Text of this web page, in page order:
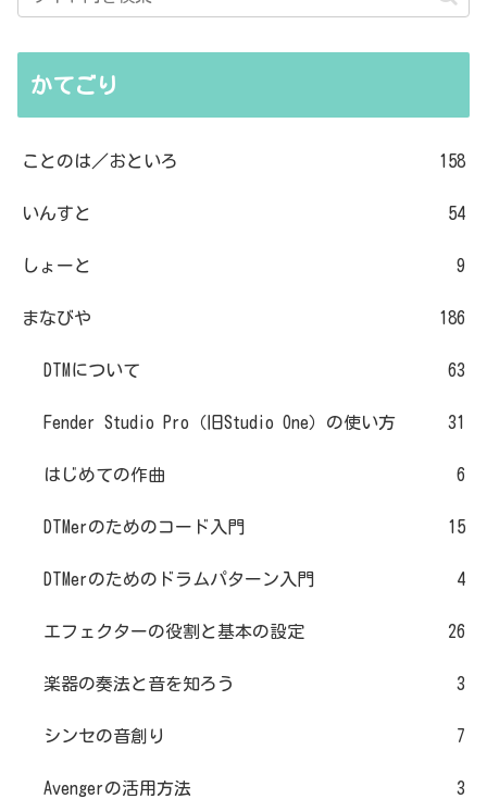
かてごり
ことのは／おといろ 158
いんすと 54
しょーと 9
まなびや 186
DTMについて 63
Fender Studio Pro（旧Studio One）の使い方 31
はじめての作曲 6
DTMerのためのコード入門 15
DTMerのためのドラムパターン入門 4
エフェクターの役割と基本の設定 26
楽器の奏法と音を知ろう 3
シンセの音創り 7
Avengerの活用方法 3